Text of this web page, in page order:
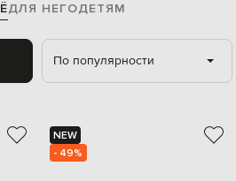
ДЛЯ НЕГОДЕТЯМ
По популярности
NEW
- 49%